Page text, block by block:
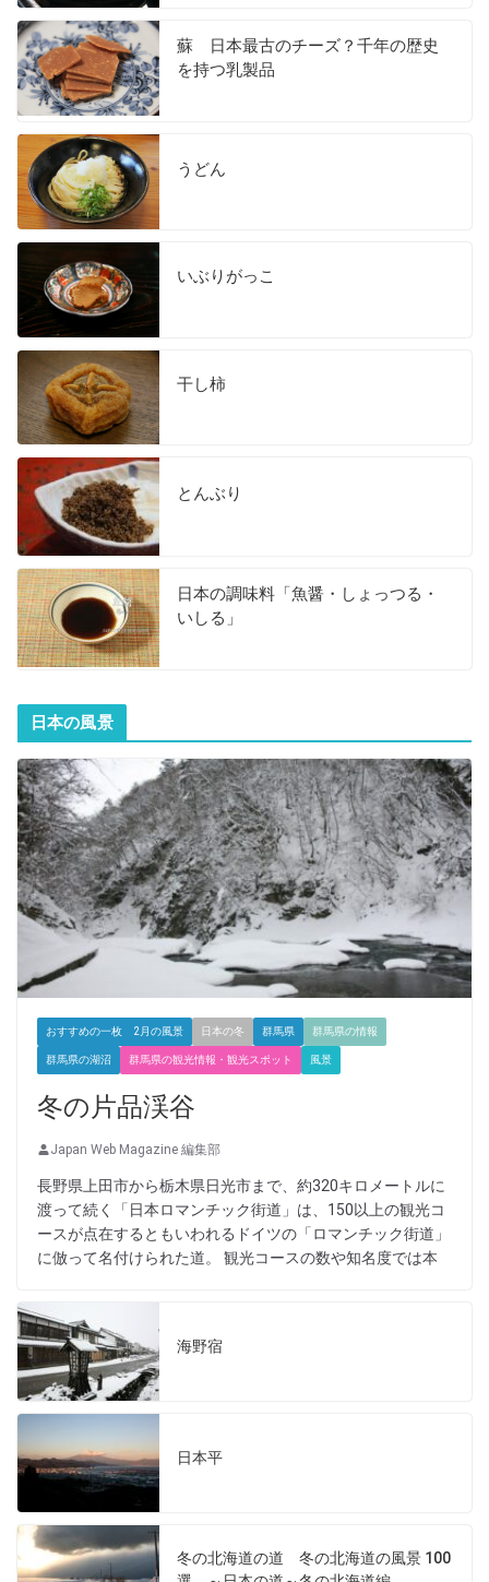
蘇 日本最古のチーズ？千年の歴史
を持つ乳製品
うどん
いぶりがっこ
干し柿
とんぶり
日本の調味料「魚醤・しょっつる・
いしる」
日本の風景
おすすめの一枚 2月の風景 日本の冬 群馬県 群馬県の情報
群馬県の湖沼 群馬県の観光情報・観光スポット 風景
冬の片品渓谷
Japan Web Magazine 編集部
長野県上田市から栃木県日光市まで、約320キロメートルに
渡って続く「日本ロマンチック街道」は、150以上の観光コ
ースが点在するともいわれるドイツの「ロマンチック街道」
に倣って名付けられた道。 観光コースの数や知名度では本
海野宿
日本平
冬の北海道の道 冬の北海道の風景 100